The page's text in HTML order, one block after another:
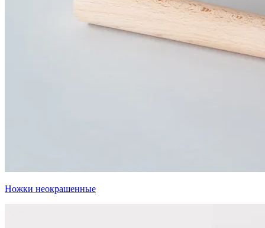
Ножки неокрашенные